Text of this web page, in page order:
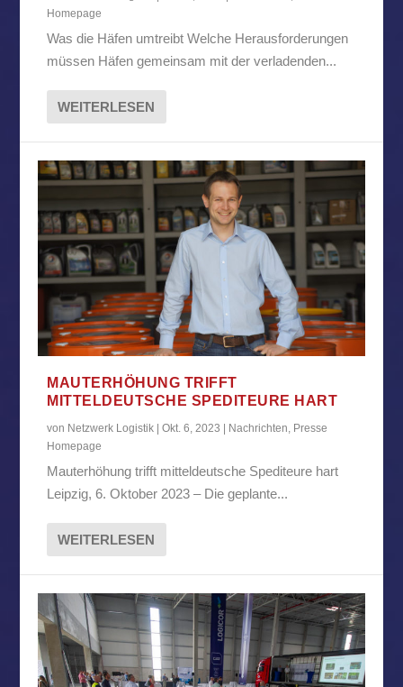
Homepage
Was die Häfen umtreibt Welche Herausforderungen
müssen Häfen gemeinsam mit der verladenden...
WEITERLESEN
MAUTERHÖHUNG TRIFFT
MITTELDEUTSCHE SPEDITEURE HART
von Netzwerk Logistik |Okt. 6, 2023 Nachrichten, Presse
Homepage
Mauterhöhung trifft mitteldeutsche Spediteure hart
Leipzig, 6. Oktober 2023 – Die geplante...
WEITERLESEN